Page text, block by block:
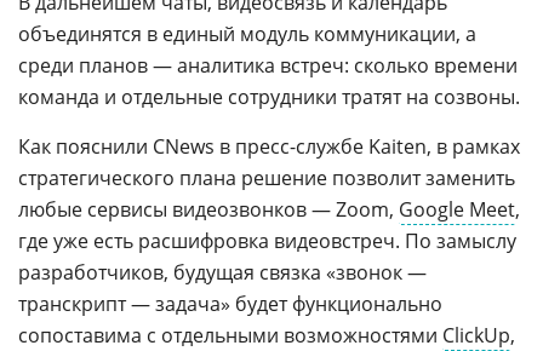
объединятся в единый модуль коммуникации, а
среди планов — аналитика встреч: сколько времени
команда и отдельные сотрудники тратят на созвоны.
Как пояснили CNews в пресс-службе Kaiten, в рамках
стратегического плана решение позволит заменить
любые сервисы видеозвонков — Zoom, Google Meet,
где уже есть расшифровка видеовстреч. По замыслу
разработчиков, будущая связка «звонок —
транскрипт — задача» будет функционально
сопоставима с отдельными возможностями ClickUp,